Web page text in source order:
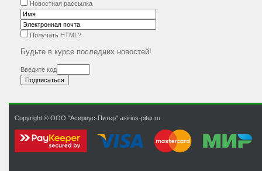
Новостная рассылка
Получать HTML?
Будьте в курсе последних новостей!
Введите код
Copyright © ООО "Асириус-Питер" asirius-piter.ru